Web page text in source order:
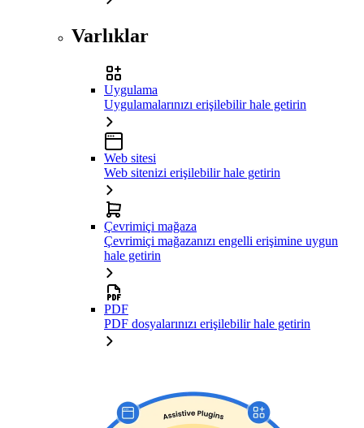
Varlıklar
Uygulama
Uygulamalarınızı erişilebilir hale getirin
Web sitesi
Web sitenizi erişilebilir hale getirin
Çevrimiçi mağaza
Çevrimiçi mağazanızı engelli erişimine uygun
hale getirin
PDF
PDF dosyalarınızı erişilebilir hale getirin